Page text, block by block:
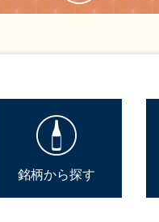
銘柄から探す